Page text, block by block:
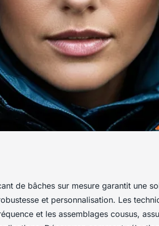
sur mesure :
de bâches sur mesure garantit une
et personnalisation. Les
et les assemblages cousus,